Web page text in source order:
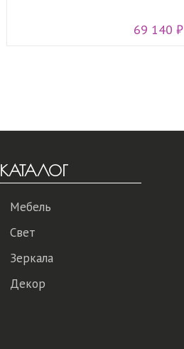
69 140 ₽
КАТАЛОГ
Мебель
Свет
Зеркала
Декор